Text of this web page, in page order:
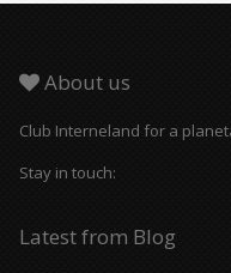
About us
Club Interneland for a
Stay in touch:
Latest from Blog